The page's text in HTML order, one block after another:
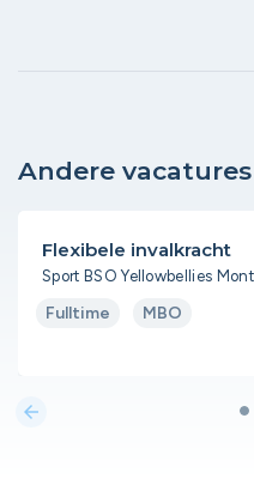
Andere
Flexibele invalkracht
Sport BSO Yellowbellies
Fulltime MBO
arrow_back